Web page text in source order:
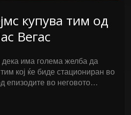
купува тим од
Вегас
дека има голема желба да
кој ќе биде стациониран во
епизодите во неговото…